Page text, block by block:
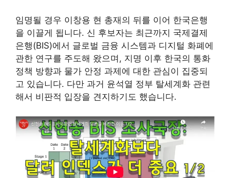
임명될 경우 이창용 현 총재의 뒤를 이어 한국은행
을 이끌게 됩니다. 신 후보자는 최근까지 국제결제
은행(BIS)에서 글로벌 금융 시스템과 디지털 화폐에
관한 연구를 주도해 왔으며, 지명 이후 한국의 통화
정책 방향과 물가 안정 과제에 대한 관심이 집중되
고 있습니다. 다만 과거 윤석열 정부 탈세계화 관련
해서 비판적 입장을 견지하기도 했습니다.